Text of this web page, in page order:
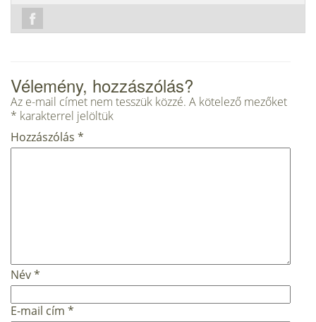
Vélemény, hozzászólás?
Az e-mail címet nem tesszük közzé. A kötelező mezőket
* karakterrel jelöltük
Hozzászólás *
Név*
E-mail cím *